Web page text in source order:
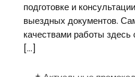
подготовке и
выездных документов.
качествами работы здесь
[…]